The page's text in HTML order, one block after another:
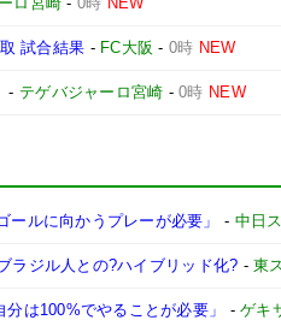
試合結果 - FC大阪 - 0時 NEW
- テゲバジャーロ宮崎 -0時 NEW
ルに向かうプレーが必要」 - 中日
ラジル人との?ハイブリッド化? -東
は100%でやることが必要」 -ゲキ